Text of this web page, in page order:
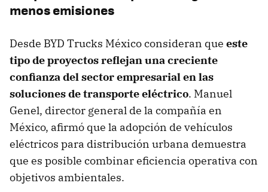
menos emisiones
Desde BYD Trucks México consideran que este
tipo de proyectos reflejan una creciente
confianza del sector empresarial en las
soluciones de transporte eléctrico. Manuel
Genel, director general de la compañía en
México, afirmó que la adopción de vehículos
eléctricos para distribución urbana demuestra
que es posible combinar eficiencia operativa con
objetivos ambientales.